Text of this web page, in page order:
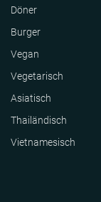
Döner
Burger
Vegan
Vegetarisch
Asiatisch
Thailändisch
Vietnamesisch